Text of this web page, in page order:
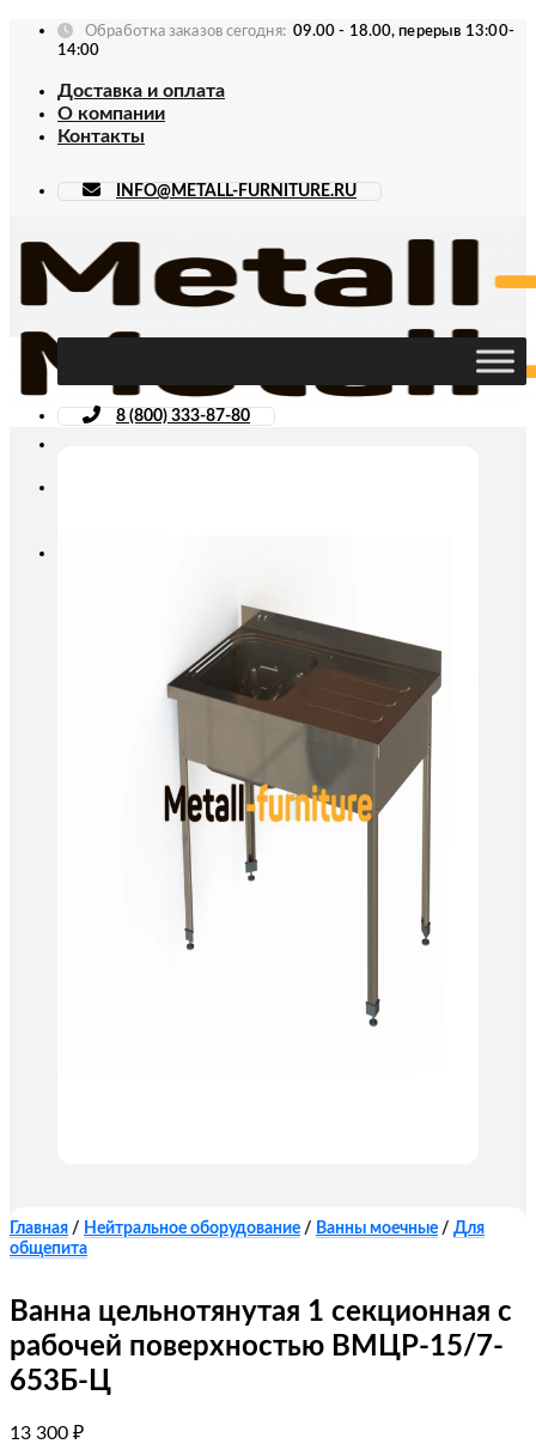
Skip
Обработка заказов сегодня: 09.00 - 18.00, перерыв 13:00-
14:00
Доставка и оплата
О компании
Контакты
INFO@METALL-FURNITURE.RU
8 (800) 333-87-80
Главная / Нейтральное оборудование / Ванны моечные / Для
общепита
Ванна цельнотянутая 1 секционная с
рабочей поверхностью ВМЦР-15/7-
653Б-Ц
13 300 ₽